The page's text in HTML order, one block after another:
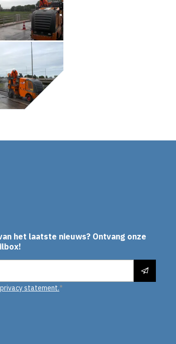
het laatste nieuws? Ontvang onze
privacy statement.